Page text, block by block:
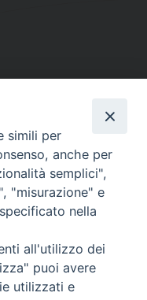
DI ALBANO
06.9323844
9:00 - 13:00
Ore 9:30 - 12:30
simili per
anche per
semplici",
"misurazione" e
nella
all'utilizzo dei
puoi avere
utilizzati e